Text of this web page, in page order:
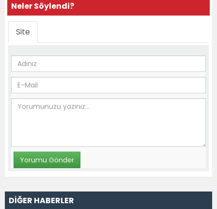
Neler Söylendi?
Site
DİĞER HABERLER